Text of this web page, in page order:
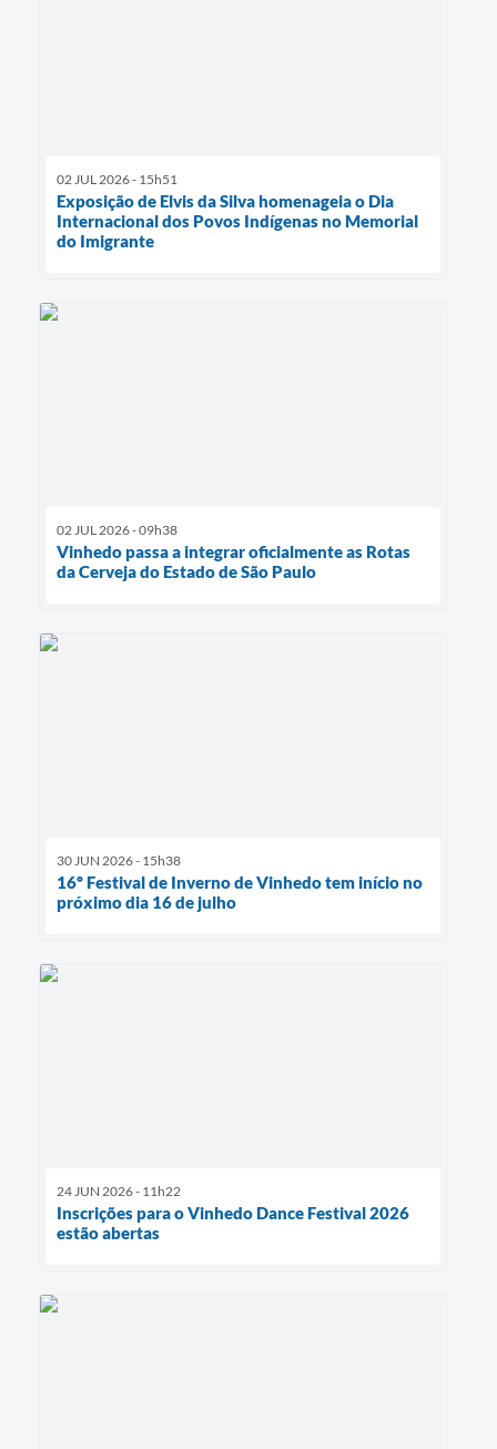
02 JUL 2026 - 15h51
Exposição de Elvis da Silva homenageia o Dia
Internacional dos Povos Indígenas no Memorial
do Imigrante
02 JUL 2026 - 09h38
Vinhedo passa a integrar oficialmente as Rotas
da Cerveja do Estado de São Paulo
30 JUN 2026 - 15h38
16º Festival de Inverno de Vinhedo tem início no
próximo dia 16 de julho
24 JUN 2026 - 11h22
Inscrições para o Vinhedo Dance Festival 2026
estão abertas